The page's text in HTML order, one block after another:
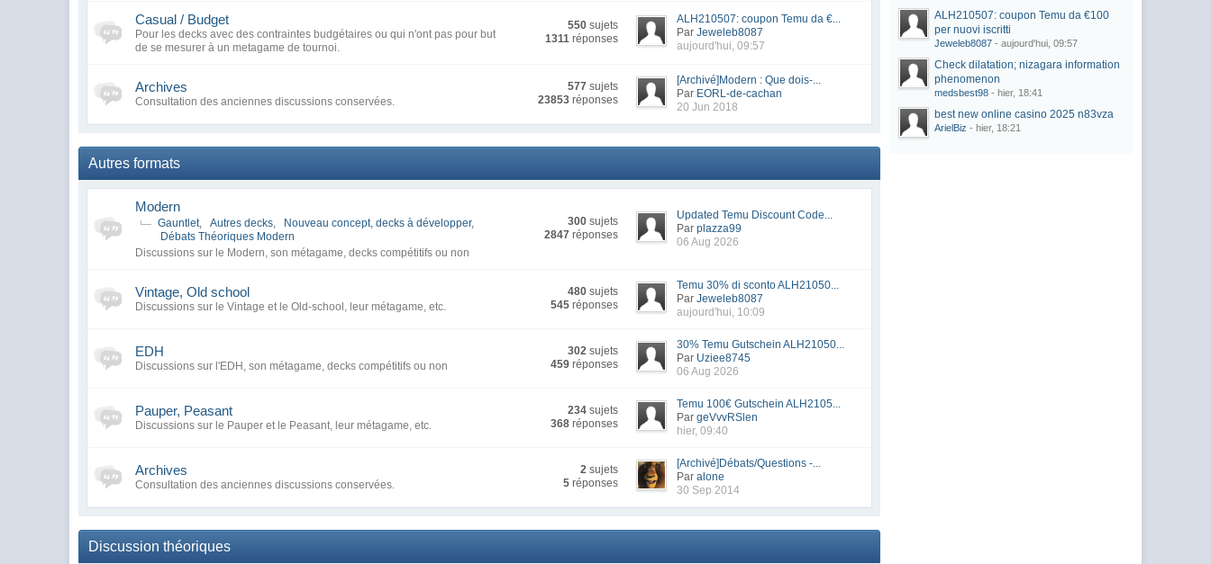
Casual / Budget
Pour les decks avec des contraintes budgétaires ou qui n'ont pas pour but
de se mesurer à un metagame de tournoi.
550 sujets
1311 réponses
ALH210507: coupon Temu da €...
ParJeweleb8087
aujourd'hui, 09:57
Archives
Consultation des anciennes discussions conservées.
577 sujets
23853 réponses
[Archivé]Modern : Que dois-...
Par EORL-de-cachan
20 Jun 2018
Autres formats
Modern
Gauntlet, Autres decks, Nouveau concept, decks à développer,
Débats Théoriques Modern
Discussions sur le Modern, son métagame, decks compétitifs ou non
300 sujets
2847 réponses
Updated Temu Discount Code...
Parplazza99
06 Aug 2026
Vintage, Old school
Discussions sur le Vintage et le Old-school, leur métagame, etc.
480 sujets
545 réponses
Temu 30% di sconto ALH21050...
ParJeweleb8087
aujourd'hui, 10:09
EDH
Discussions sur l'EDH, son métagame, decks compétitifs ou non
302 sujets
459 réponses
30% Temu Gutschein ALH21050...
Par Uziee8745
06 Aug 2026
Pauper, Peasant
Discussions sur le Pauper et le Peasant, leur métagame, etc.
234 sujets
368 réponses
Temu 100€ Gutschein ALH2105...
PargeVvvRSlen
hier, 09:40
Archives
Consultation des anciennes discussions conservées.
2 sujets
5 réponses
[Archivé]Débats/Questions -...
Paralone
30 Sep 2014
Discussion théoriques
ALH210507: coupon Temu da €100
per nuovi iscritti
Jeweleb8087- aujourd'hui, 09:57
Check dilatation; nizagara information
phenomenon
medsbest98- hier, 18:41
best new online casino 2025 n83vza
ArielBiz - hier, 18:21